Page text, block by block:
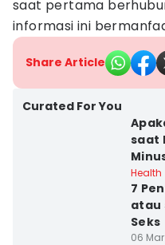
saat pertama
informasi ini
Share Article
Curated For You
saat
Health
7
atau
Seks
06 Mar